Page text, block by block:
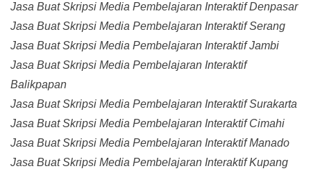
Jasa Buat Skripsi Media Pembelajaran Interaktif Denpasar
Jasa Buat Skripsi Media Pembelajaran Interaktif Serang
Jasa Buat Skripsi Media Pembelajaran Interaktif Jambi
Jasa Buat Skripsi Media Pembelajaran Interaktif
Balikpapan
Jasa Buat Skripsi Media Pembelajaran Interaktif Surakarta
Jasa Buat Skripsi Media Pembelajaran Interaktif Cimahi
Jasa Buat Skripsi Media Pembelajaran Interaktif Manado
Jasa Buat Skripsi Media Pembelajaran Interaktif Kupang